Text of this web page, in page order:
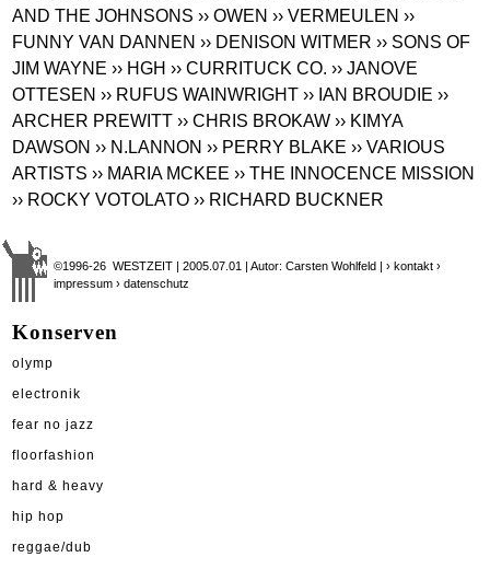
AND THE JOHNSONS ›› OWEN ›› VERMEULEN ››
FUNNY VAN DANNEN ›› DENISON WITMER ›› SONS OF
JIM WAYNE ›› HGH ›› CURRITUCK CO. ›› JANOVE
OTTESEN ›› RUFUS WAINWRIGHT ›› IAN BROUDIE ››
ARCHER PREWITT ›› CHRIS BROKAW ›› KIMYA
DAWSON ›› N.LANNON ›› PERRY BLAKE ›› VARIOUS
ARTISTS ›› MARIA MCKEE ›› THE INNOCENCE MISSION
›› ROCKY VOTOLATO ›› RICHARD BUCKNER
©1996-26 WESTZEIT | 2005.07.01 | Autor: Carsten Wohlfeld |› kontakt ›
impressum › datenschutz
Konserven
olymp
electronik
fear no jazz
floorfashion
hard & heavy
hip hop
reggae/dub